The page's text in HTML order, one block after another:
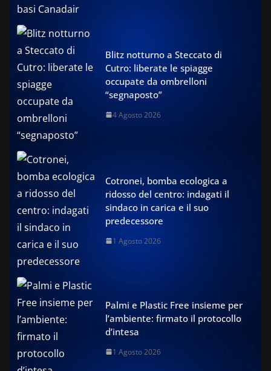
Blitz notturno a Steccato di
Cutro: liberate le spiagge
occupate da ombrelloni
“segnaposto”
4 Agosto 2026
Cotronei, bomba ecologica a
ridosso del centro: indagati il
sindaco in carica e il suo
predecessore
1 Agosto 2026
Palmi e Plastic Free insieme per
l’ambiente: firmato il protocollo
d’intesa
1 Agosto 2026